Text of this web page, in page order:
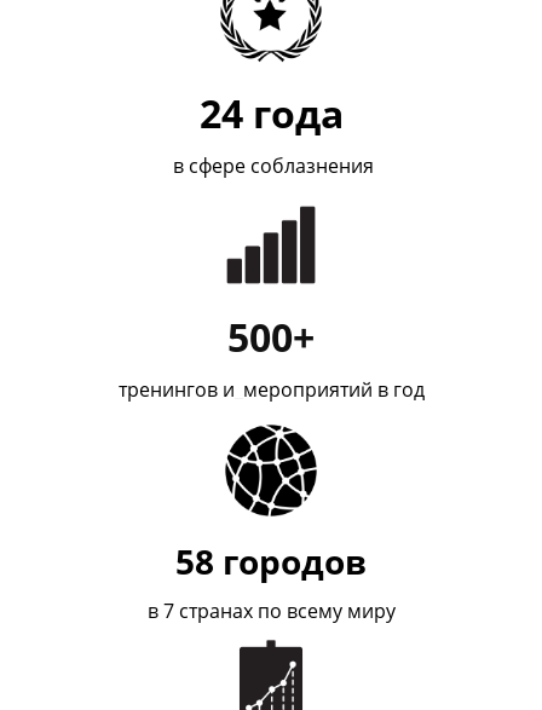
24 года
в сфере соблазнения
500+
тренингов и мероприятий в год
58 городов
в 7 странах по всему миру